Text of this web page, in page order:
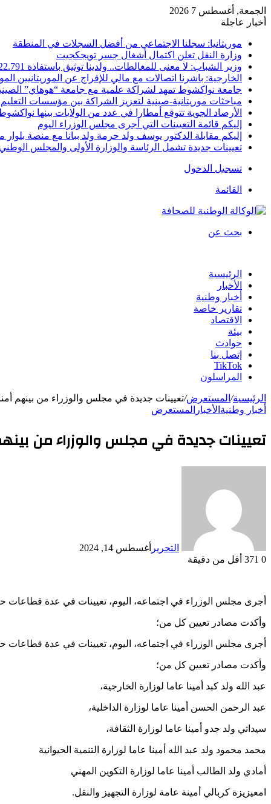
الجمعة, أغسطس 7 2026
أخبار عاجلة
موريتانيا: سجلنا الاجتماعي من أفضل السجلات في المنطقة
وزارة النقل تعلن اكتمال أشغال جسر تويجكجيت
وزير الشباب: لا معنى للمغالطات.. ولدينا توثيق باستفادة 22.791
الخارجية: باشرنا اتصالات مع مالي للإفراج عن الموريتانيين
جامعة نواكشوط تمهد لشراكة علمية مع جامعة “هوهاي”
مباحثات موريتانية-صينية لتعزيز الشراكة بين مؤسسات التعليم
الأرصاد الجوية تتوقع أمطارا في عدد من الولايات بينها
إليكم قائمة التعيينات التي أجرى مجلس الوزراء اليوم
إليكم مقابلة الدكتور يوسف ولد حرمة ولد ببانا مع منصة بلوار
تعيينات جديدة تشمل الرئاسة والوزارة الأولى والمجلس
تسجيل الدخول
القائمة
بحث عن
الرئيسية
الأخبار
أخبار وطنية
تقارير خاصة
الاقتصاد
بيئة
حوادث
إتصل بنا
TikTok
المراسلون
الرئيسية/ المستعرض/تعيينات جديدة في مجلس والوزراء من بينهم
أخبار وطنية الأخبار المستعرض
تعيينات جديدة في مجلس والوزراء من
التحرير أغسطس 14, 2024
0
أقل من دقيقة
أجرى مجلس الوزراء في اجتماعه، اليوم، تعيينات في عدة قطاعات
وأكدت مصادر تعيين كل من؛
أجرى مجلس الوزراء في اجتماعه، اليوم، تعيينات في عدة قطاعات
وأكدت مصادر تعيين كل من؛
عبد الله ولد كبد أمينا عاما لوزارة الخارجية،
عبد الرحمن الحسن أمينا عاما لوزارة الداخلية،
سيداتي ولد جدو أمينا عاما لوزارة الثقافة،
محمد محمود ولد عبد الله أمينا عاما لوزارة التنمية الحيوانية
أمادي ولد الطالب أمينا عاما لوزارة التكوين المهني
امعيزيزة كربالي أمينة عامة لوزارة التجهيز والنقل.